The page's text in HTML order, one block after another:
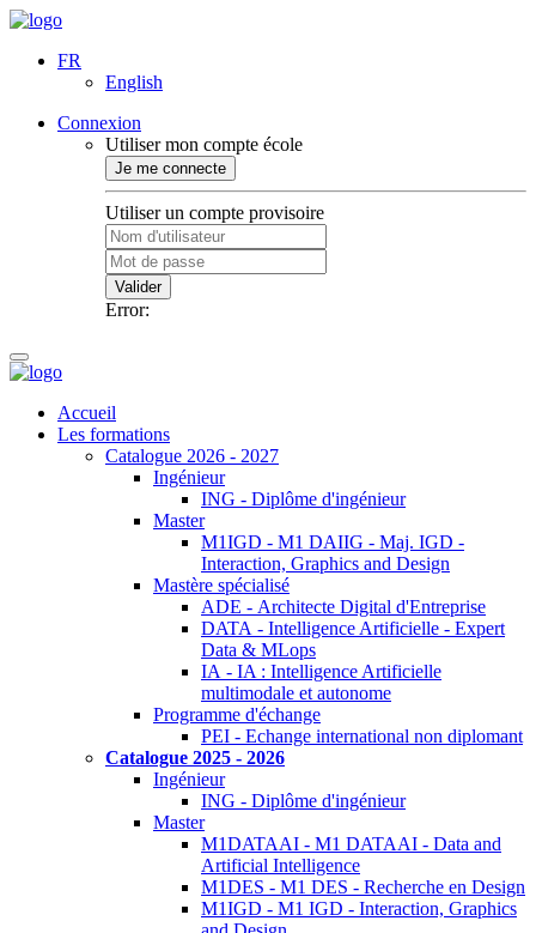
FR
English
Connexion
Utiliser mon compte école
Je me connecte
Utiliser un compte provisoire
Valider
Error:
Accueil
Les formations
Catalogue 2026 - 2027
Ingénieur
ING - Diplôme d'ingénieur
Master
M1IGD - M1 DAIIG - Maj. IGD -
Interaction, Graphics and Design
Mastère spécialisé
ADE - Architecte Digital d'Entreprise
DATA - Intelligence Artificielle - Expert
Data & MLops
IA - IA : Intelligence Artificielle
multimodale et autonome
Programme d'échange
PEI - Echange international non diplomant
Catalogue 2025 - 2026
Ingénieur
ING - Diplôme d'ingénieur
Master
M1DATAAI - M1 DATAAI - Data and
Artificial Intelligence
M1DES - M1 DES - Recherche en Design
M1IGD - M1 IGD - Interaction, Graphics